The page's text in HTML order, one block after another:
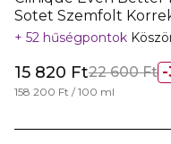
Sotet Szemfolt
52 hűségpontok
15 820 Ft22 600 Ft
158 200 Ft / 100 ml